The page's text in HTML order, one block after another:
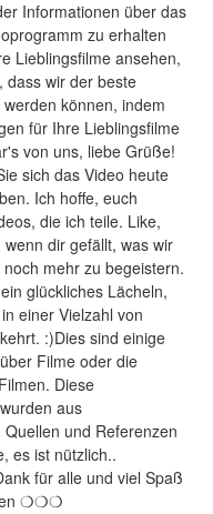
Informationen über das
zu erhalten
Lieblingsfilme ansehen,
dass wir der beste
können, indem
für Ihre Lieblingsfilme
von uns, liebe Grüße!
sich das Video heute
Ich hoffe, euch
die ich teile. Like,
dir gefällt, was wir
mehr zu begeistern.
glückliches Lächeln,
einer Vielzahl von
:)Dies sind einige
Filme oder die
Diese
aus
und Referenzen
es ist nützlich..
für alle und viel Spaß
❍❍❍